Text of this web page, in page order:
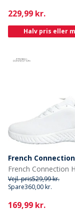
Current
229,99 kr.
Halv pris eller
French Connection
Vejl. pris529,99 kr.
Spare360,00 kr.
Current
169,99 kr.